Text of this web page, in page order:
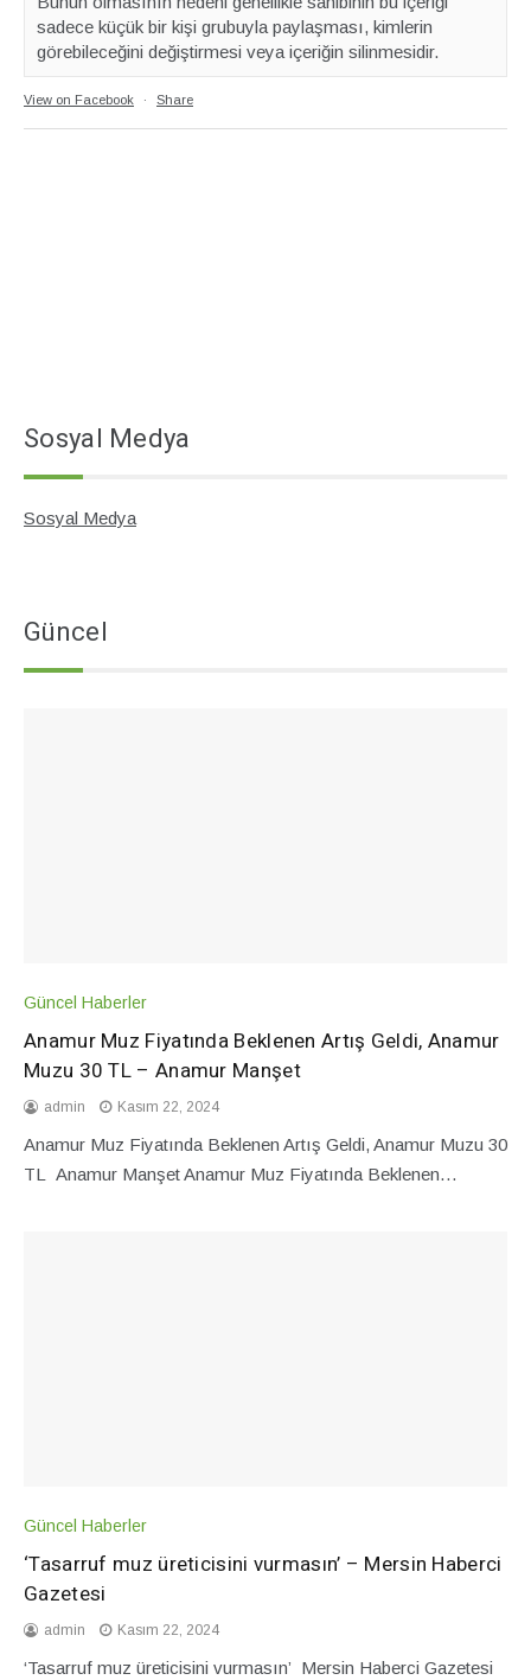
sadece küçük bir kişi grubuyla paylaşması, kimlerin
görebileceğini değiştirmesi veya içeriğin silinmesidir.
View on Facebook · Share
Sosyal Medya
Sosyal Medya
Güncel
Güncel Haberler
Anamur Muz Fiyatında Beklenen Artış Geldi, Anamur
Muzu 30 TL – Anamur Manşet
admin Kasım 22, 2024
Anamur Muz Fiyatında Beklenen Artış Geldi, Anamur Muzu 30
TL Anamur Manşet Anamur Muz Fiyatında Beklenen…
Güncel Haberler
‘Tasarruf muz üreticisini vurmasın’ – Mersin Haberci
Gazetesi
admin Kasım 22, 2024
‘Tasarruf muz üreticisini vurmasın’ Mersin Haberci Gazetesi